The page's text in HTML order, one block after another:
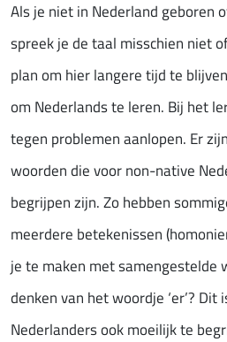
Als je niet in Nederland geboren
spreek je de taal misschien niet
plan om hier langere tijd te
om Nederlands te leren. Bij het
tegen problemen aanlopen. Er
woorden die voor non-native
begrijpen zijn. Zo hebben
meerdere betekenissen
je te maken met samengestelde
denken van het woordje ‘er’?
Nederlanders ook moeilijk te